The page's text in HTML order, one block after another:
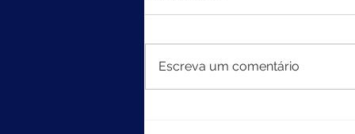
Escreva um comentário